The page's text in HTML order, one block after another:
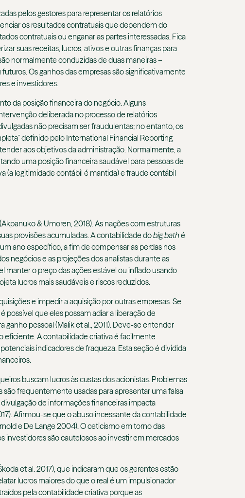
pelos gestores para representar os relatórios
os resultados contratuais que dependem do
contratuais ou enganar as partes interessadas. Fica
suas receitas, lucros, ativos e outras finanças para
normalmente conduzidas de duas maneiras –
Os ganhos das empresas são significativamente
e investidores.
da posição financeira do negócio. Alguns
deliberada no processo de relatórios
não precisam ser fraudulentas; no entanto, os
definido pelo International Financial Reporting
aos objetivos da administração. Normalmente, a
uma posição financeira saudável para pessoas de
(a legitimidade contábil é mantida) e fraude contábil
& Umoren, 2018). As nações com estruturas
provisões acumuladas. A contabilidade dobig bathé
ano específico, a fim de compensar as perdas nos
negócios e as projeções dos analistas durante as
manter o preço das ações estável ou inflado usando
lucros mais saudáveis e riscos reduzidos.
e impedir a aquisição por outras empresas. Se
possível que eles possam adiar a liberação de
pessoal (Malik et al., 2011). Deve-se entender
eficiente. A contabilidade criativa é facilmente
indicadores de fraqueza. Esta seção é dividida
buscam lucros às custas dos acionistas. Problemas
são frequentemente usadas para apresentar uma falsa
de informações financeiras impacta
Afirmou-se que o abuso incessante da contabilidade
e De Lange 2004). O ceticismo em torno das
investidores são cautelosos ao investir em mercados
et al. 2017), que indicaram que os gerentes estão
lucros maiores do que o real é um impulsionador
pela contabilidade criativa porque as